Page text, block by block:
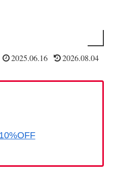
2025.06.16 2026.08.04